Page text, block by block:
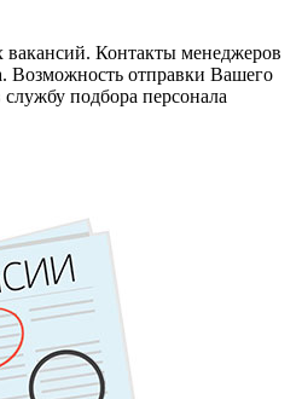
Контакты менеджеров
Возможность отправки Вашего
подбора персонала